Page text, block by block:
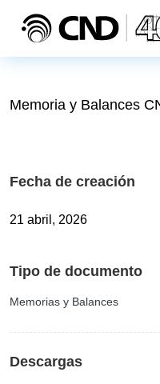
Memoria y Balances
Fecha de creación
21 abril, 2026
Tipo de documento
Memorias y Balances
Descargas